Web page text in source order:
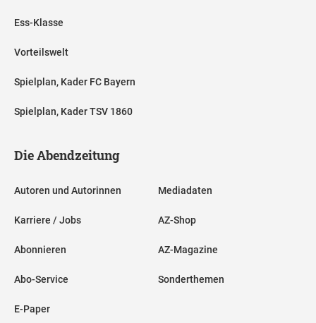
Ess-Klasse
Vorteilswelt
Spielplan, Kader FC Bayern
Spielplan, Kader TSV 1860
Die Abendzeitung
Autoren und Autorinnen
Karriere / Jobs
Abonnieren
Abo-Service
E-Paper
Mediadaten
AZ-Shop
AZ-Magazine
Sonderthemen